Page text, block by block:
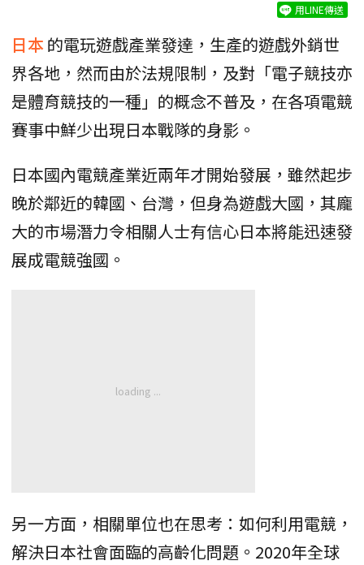
用LINE傳送
日本的電玩遊戲產業發達，生產的遊戲外銷世
界各地，然而由於法規限制，及對「電子競技亦
是體育競技的一種」的概念不普及，在各項電競
賽事中鮮少出現日本戰隊的身影。
日本國內電競產業近兩年才開始發展，雖然起步
晚於鄰近的韓國、台灣，但身為遊戲大國，其龐
大的市場潛力令相關人士有信心日本將能迅速發
展成電競強國。
另一方面，相關單位也在思考：如何利用電競，
解決日本社會面臨的高齡化問題。2020年全球